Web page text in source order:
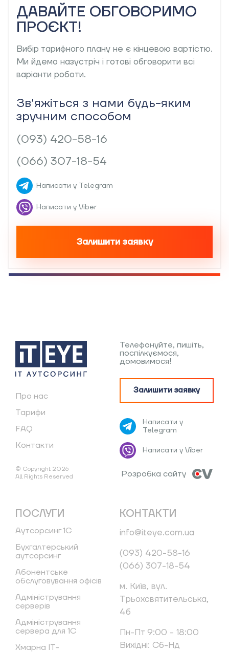
ДАВАЙТЕ ОБГОВОРИМО
ПРОЄКТ!
Вибір тарифного плану не є кінцевою вартістю.
Ми йдемо назустріч і готові обговорити всі
варіанти роботи.
Зв'яжіться з нами будь-яким
зручним способом
(093) 420-58-16
(066) 307-18-54
Написати у Telegram
Написати у Viber
Залишити заявку
Про нас
Тарифи
FAQ
Контакти
© Copyright 2026
All Rights Reserved
ПОСЛУГИ
Аутсорсинг 1С
Бухгалтерський
аутсорсинг
Абонентське
обслуговування офісів
Адміністрування
серверів
Адміністрування
сервера для 1С
Хмарна IT-
КОНТАКТИ
info@iteye.com.ua
(093) 420-58-16
(066) 307-18-54
м. Київ, вул.
Трьохсвятительська,
4б
Пн-Пт 9:00 - 18:00
Вихідні: Сб-Нд
Телефонуйте, пишіть,
поспілкуємося,
домовимося!
Залишити заявку
Написати у
Telegram
Написати у Viber
Розробка сайту